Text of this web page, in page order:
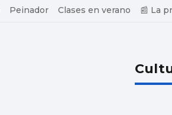
Peinador Clases en verano 📰 La